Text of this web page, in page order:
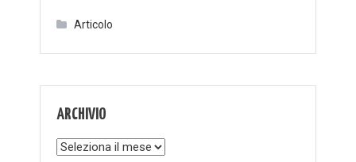
Articolo
ARCHIVIO
Archivio